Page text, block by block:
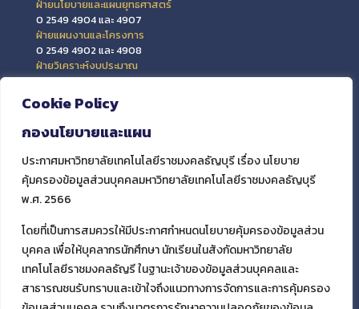
Cookie Policy
กองนโยบายและแผน
ประกาศมหาวิทยาลัยเทคโนโลยีราชมงคลธัญบุรี เรื่อง นโยบาย
คุ้มครองข้อมูลส่วนบุคคลมหาวิทยาลัยเทคโนโลยีราชมงคลธัญบุรี
พ.ศ. 2566
โดยที่เป็นการสมควรให้มีประกาศกำหนดนโยบายคุ้มครองข้อมูลส่วน
บุคคล เพื่อให้บุคลากรนักศึกษา นักเรียนในสังกัดมหาวิทยาลัย
เทคโนโลยีราชมงคลธัญรี ในฐานะเจ้าของข้อมูลส่วนบุคคลและ
สาธารณชนรับทราบและเข้าใจถึงแนวทางการจัดการและการคุ้มครอง
ฝ่ายนโยบายและแผนยุทธศาสตร์
0 2549 4904 และ 4907
ฝ่ายแผนงานและโครงการ
0 2549 4902 และ 4908
ฝ่ายวิเคราะห์งบประมาณ
0 2549 4903 และ 4909
ฝ่ายข้อมูลสารสนเทศและติดตามประเมินผล
0 2549 4906